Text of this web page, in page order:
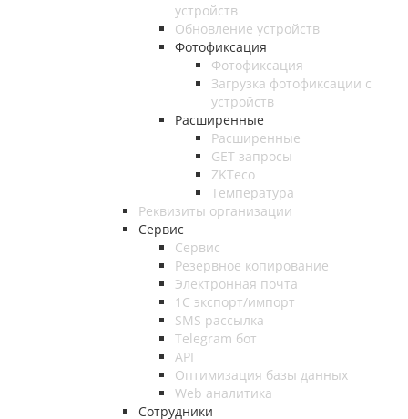
устройств
Обновление устройств
Фотофиксация
Фотофиксация
Загрузка фотофиксации с
устройств
Расширенные
Расширенные
GET запросы
ZKTeco
Температура
Реквизиты организации
Сервис
Сервис
Резервное копирование
Электронная почта
1С экспорт/импорт
SMS рассылка
Telegram бот
API
Оптимизация базы данных
Web аналитика
Сотрудники